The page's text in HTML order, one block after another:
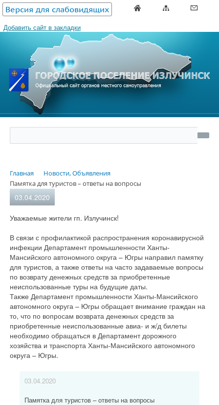
Версия для слабовидящих
Добавить сайт в закладки
Главная
Новости, Объявления
Памятка для туристов – ответы на вопросы
03.04.2020
Уважаемые жители гп. Излучинск!
В связи с профилактикой распространения коронавирусной
инфекции Департамент промышленности Ханты-
Мансийского автономного округа – Югры направил памятку
для туристов, а также ответы на часто задаваемые вопросы
по возврату денежных средств за приобретенные
неиспользованные туры на будущие даты.
Также Департамент промышленности Ханты-Мансийского
автономного округа – Югры обращает внимание граждан на
то, что по вопросам возврата денежных средств за
приобретенные неиспользованные авиа- и ж/д билеты
необходимо обращаться в Департамент дорожного
хозяйства и транспорта Ханты-Мансийского автономного
округа – Югры.
03.04.2020
Памятка для туристов – ответы на вопросы